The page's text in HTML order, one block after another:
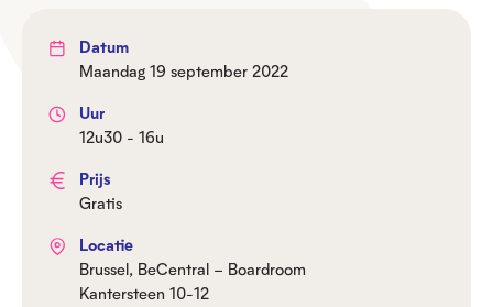
Datum
maandag 19 september 2022
Uur
12u30 - 16u
Prijs
Gratis
Locatie
Brussel, BeCentral – Boardroom
Kantersteen 10-12